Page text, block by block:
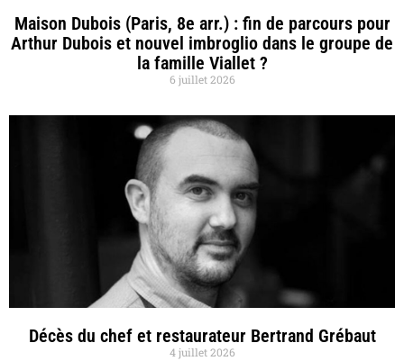
Maison Dubois (Paris, 8e arr.) : fin de parcours pour
Arthur Dubois et nouvel imbroglio dans le groupe de
la famille Viallet ?
6 juillet 2026
Décès du chef et restaurateur Bertrand Grébaut
4 juillet 2026